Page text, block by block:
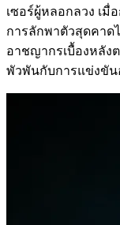
เซอร์ผู้หลอกลวง เมื่
การลักพาตัวสุดคาด
อาชญากรเบื้องหลัง
พัวพันกับการแข่งขัน